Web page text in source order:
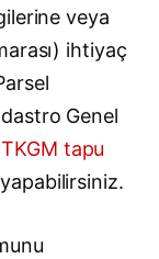
veya
ihtiyaç
Genel
TKGM tapu
yapabilirsiniz.